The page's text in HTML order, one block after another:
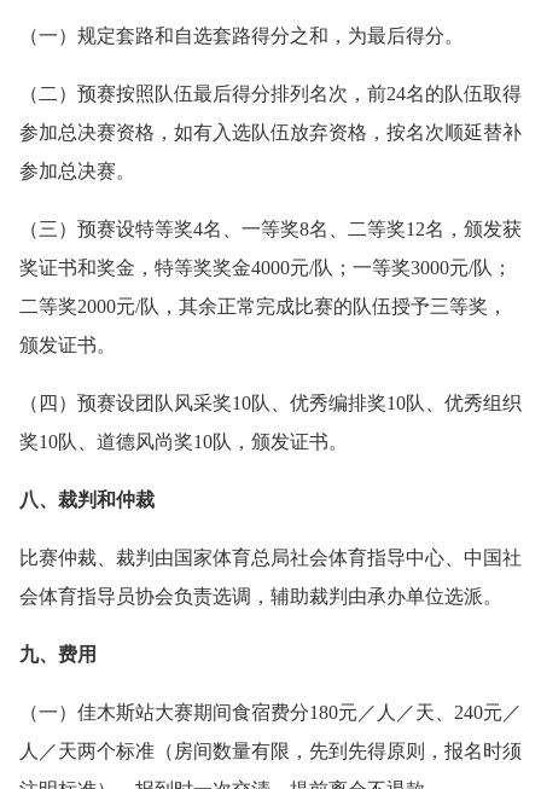
（一）规定套路和自选套路得分之和，为最后得分。
（二）预赛按照队伍最后得分排列名次，前24名的队伍取得
参加总决赛资格，如有入选队伍放弃资格，按名次顺延替补
参加总决赛。
（三）预赛设特等奖4名、一等奖8名、二等奖12名，颁发获
奖证书和奖金，特等奖奖金4000元/队；一等奖3000元/队；
二等奖2000元/队，其余正常完成比赛的队伍授予三等奖，
颁发证书。
（四）预赛设团队风采奖10队、优秀编排奖10队、优秀组织
奖10队、道德风尚奖10队，颁发证书。
八、裁判和仲裁
比赛仲裁、裁判由国家体育总局社会体育指导中心、中国社
会体育指导员协会负责选调，辅助裁判由承办单位选派。
九、费用
（一）佳木斯站大赛期间食宿费分180元／人／天、240元／
人／天两个标准（房间数量有限，先到先得原则，报名时须